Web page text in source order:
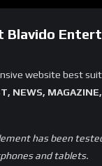
Blavido
website best
NEWS,
has been
and tablets.